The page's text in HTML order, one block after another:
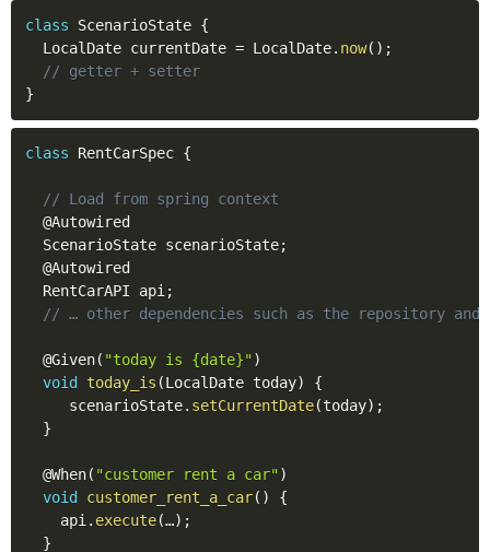
class ScenarioState {
  LocalDate currentDate
= LocalDate. now( ) ;
// getter + setter
}
class RentCarSpec {
// Load from spring context
@Autowired
  ScenarioState scenarioState
;
@Autowired
  RentCarAPI api
;
// … other dependencies such as the repository
@Given( "today is {date}")
void
today_is (LocalDate today)
{
     scenarioState
. setCurrentDate(today) ;
}
@When( "customer rent a car")
void
customer_rent_a_car( )
{
    api
. execute(…) ;
}